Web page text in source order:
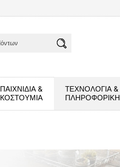
ΠΑΙΧΝΊΔΙΑ &
KΟΣΤΟΎΜΙΑ
ΤΕΧΝΟΛΟΓΊΑ &
ΠΛΗΡΟΦΟΡΙΚΉ